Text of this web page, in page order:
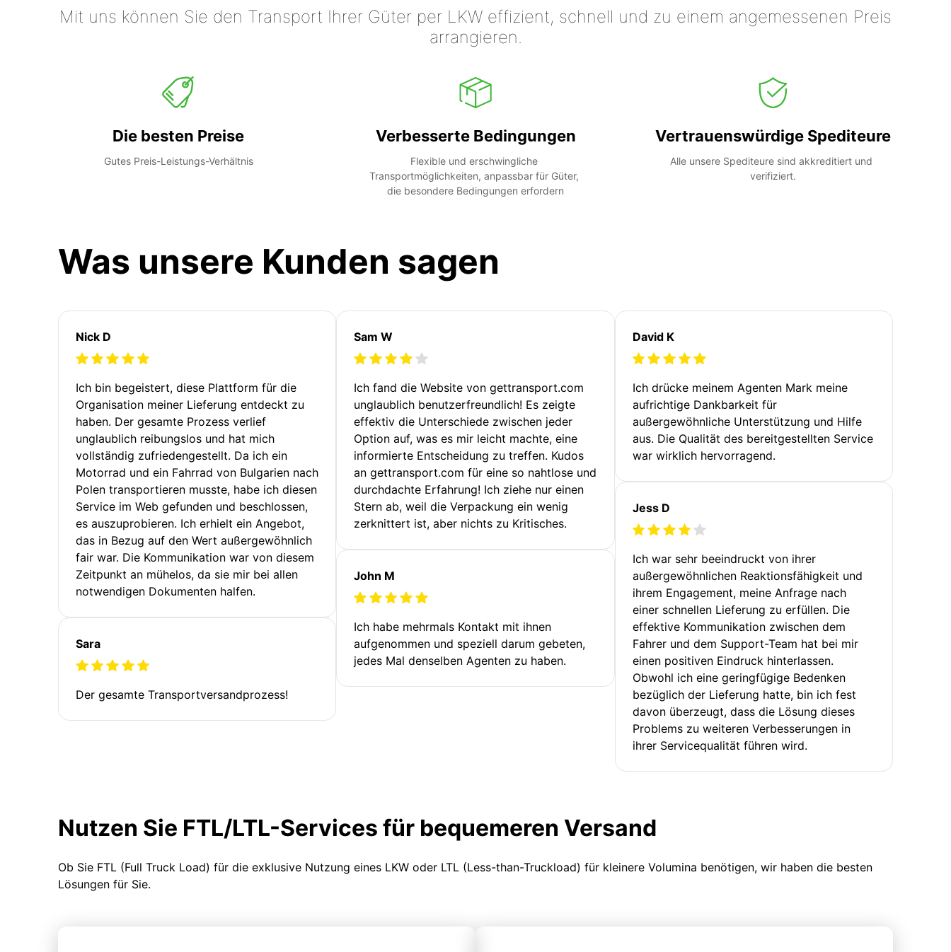
Mit uns können Sie den Transport Ihrer Güter per LKW effizient, schnell und zu einem angemessenen Preis
arrangieren.
Die besten Preise
Gutes Preis-Leistungs-Verhältnis
Verbesserte Bedingungen
Flexible und erschwingliche
Transportmöglichkeiten, anpassbar für Güter,
die besondere Bedingungen erfordern
Vertrauenswürdige Spediteure
Alle unsere Spediteure sind akkreditiert und
verifiziert.
Was unsere Kunden sagen
Nick D
Ich bin begeistert, diese Plattform für die
Organisation meiner Lieferung entdeckt zu
haben. Der gesamte Prozess verlief
unglaublich reibungslos und hat mich
vollständig zufriedengestellt. Da ich ein
Motorrad und ein Fahrrad von Bulgarien nach
Polen transportieren musste, habe ich diesen
Service im Web gefunden und beschlossen,
es auszuprobieren. Ich erhielt ein Angebot,
das in Bezug auf den Wert außergewöhnlich
fair war. Die Kommunikation war von diesem
Zeitpunkt an mühelos, da sie mir bei allen
notwendigen Dokumenten halfen.
Sara
Der gesamte Transportversandprozess!
Sam W
Ich fand die Website von gettransport.com
unglaublich benutzerfreundlich! Es zeigte
effektiv die Unterschiede zwischen jeder
Option auf, was es mir leicht machte, eine
informierte Entscheidung zu treffen. Kudos
an gettransport.com für eine so nahtlose und
durchdachte Erfahrung! Ich ziehe nur einen
Stern ab, weil die Verpackung ein wenig
zerknittert ist, aber nichts zu Kritisches.
John M
Ich habe mehrmals Kontakt mit ihnen
aufgenommen und speziell darum gebeten,
jedes Mal denselben Agenten zu haben.
David K
Ich drücke meinem Agenten Mark meine
aufrichtige Dankbarkeit für
außergewöhnliche Unterstützung und Hilfe
aus. Die Qualität des bereitgestellten Service
war wirklich hervorragend.
Jess D
Ich war sehr beeindruckt von ihrer
außergewöhnlichen Reaktionsfähigkeit und
ihrem Engagement, meine Anfrage nach
einer schnellen Lieferung zu erfüllen. Die
effektive Kommunikation zwischen dem
Fahrer und dem Support-Team hat bei mir
einen positiven Eindruck hinterlassen.
Obwohl ich eine geringfügige Bedenken
bezüglich der Lieferung hatte, bin ich fest
davon überzeugt, dass die Lösung dieses
Problems zu weiteren Verbesserungen in
ihrer Servicequalität führen wird.
Nutzen Sie FTL/LTL-Services für bequemeren Versand
Ob Sie FTL (Full Truck Load) für die exklusive Nutzung eines LKW oder LTL (Less-than-Truckload) für kleinere Volumina benötigen, wir haben die besten
Lösungen für Sie.